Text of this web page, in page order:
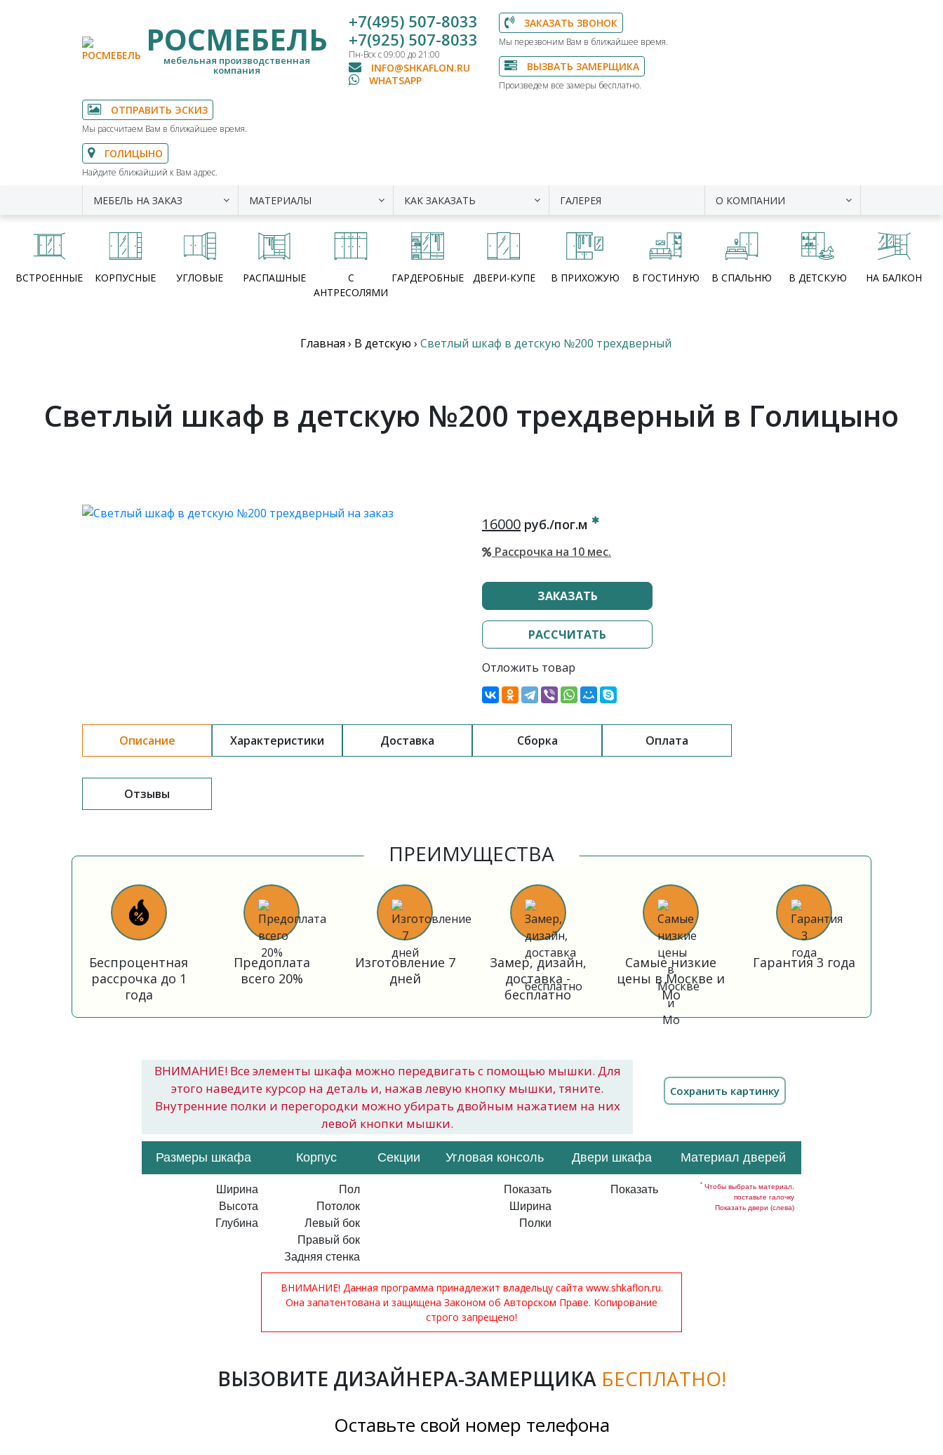
РОСМЕБЕЛЬ
мебельная производственная
компания
+7(495) 507-8033
+7(925) 507-8033
Пн-Вск с 09:00 до 21:00
INFO@SHKAFLON.RU
WHATSAPP
ЗАКАЗАТЬ ЗВОНОК
Мы перезвоним Вам в ближайшее время.
ВЫЗВАТЬ ЗАМЕРЩИКА
Произведем все замеры бесплатно.
ОТПРАВИТЬ ЭСКИЗ
Мы рассчитаем Вам в ближайшее время.
ГОЛИЦЫНО
Найдите ближайший к Вам адрес.
МЕБЕЛЬ НА ЗАКАЗ МАТЕРИАЛЫ КАК ЗАКАЗАТЬ ГАЛЕРЕЯ О КОМПАНИИ
ВСТРОЕННЫЕ КОРПУСНЫЕ УГЛОВЫЕ РАСПАШНЫЕ
С
АНТРЕСОЛЯМИ
ГАРДЕРОБНЫЕ ДВЕРИ-КУПЕ В ПРИХОЖУЮ В ГОСТИНУЮ В СПАЛЬНЮ В ДЕТСКУЮ НА БАЛКОН
Главная › В детскую › Светлый шкаф в детскую №200 трехдверный
Светлый шкаф в детскую №200 трехдверный в Голицыно
16000 руб./пог.м
Рассрочка на 10 мес.
ЗАКАЗАТЬ
РАССЧИТАТЬ
Отложить товар
Описание Характеристики Доставка Сборка Оплата
Отзывы
ПРЕИМУЩЕСТВА
Беспроцентная
рассрочка до 1
года
Предоплата
всего 20%
Изготовление 7
дней
Замер, дизайн,
доставка -
бесплатно
Самые низкие
цены в Москве и
Мо
Гарантия 3 года
ВНИМАНИЕ! Все элементы шкафа можно передвигать с помощью мышки. Для
этого наведите курсор на деталь и, нажав левую кнопку мышки, тяните.
Внутренние полки и перегородки можно убирать двойным нажатием на них
левой кнопки мышки.
Размеры шкафа Корпус Секции Угловая консоль Двери шкафа Материал дверей
Ширина
Высота
Глубина
Пол
Потолок
Левый бок
Правый бок
Задняя стенка
Показать
Ширина
Полки
Показать * Чтобы выбрать материал,
поставьте галочку
Показать двери (слева)
ВНИМАНИЕ! Данная программа принадлежит владельцу сайта www.shkaflon.ru.
Она запатентована и защищена Законом об Авторском Праве. Копирование
строго запрещено!
ВЫЗОВИТЕ ДИЗАЙНЕРА-ЗАМЕРЩИКА БЕСПЛАТНО!
Оставьте свой номер телефона